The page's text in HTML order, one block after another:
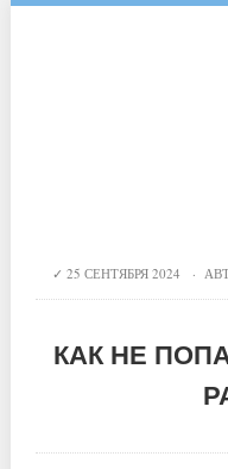
25 СЕНТЯБРЯ 2024 ·
КАК НЕ